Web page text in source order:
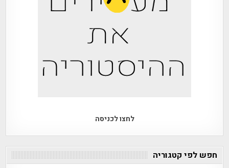
לחצו לכניסה
חפש לפי קטגוריה